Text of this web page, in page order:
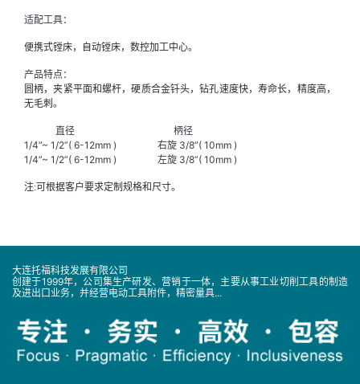
适配工具：
便携式镗床，自动镗床，数控加工中心。
产品特点：
圆柄，夹紧平面和螺杆，硬质合金钎头，钻孔速度快，寿命长，精度高，
无毛刺。
直径 柄径
1/4”~ 1/2”( 6-12mm ) 右旋 3/8”( 10mm )
1/4”~ 1/2”( 6-12mm ) 左旋 3/8”( 10mm )
注:可根据客户要求定制规格和尺寸。
大连托福科技发展有限公司
创建于1999年，公司集生产研发、营销于一体，主要从事工业切削工具的制造
及进出口业务，并经营电动工具附件，精密量具...